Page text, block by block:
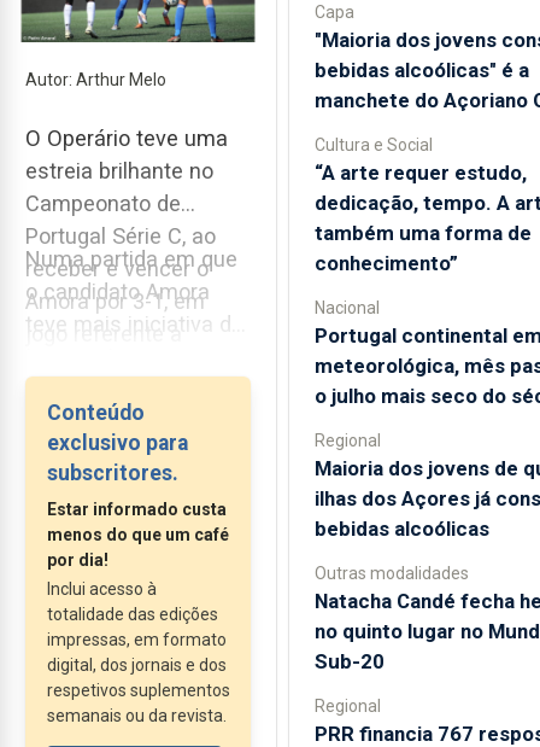
Autor: Arthur Melo
O Operário teve uma
estreia brilhante no
Campeonato de
Portugal Série C, ao
receber e vencer o
Amora por 3-1, em
jogo referente à
Numa partida em que
o candidato Amora
teve mais iniciativa de
mais bola, os
lagoenses mostraram
uma frieza e eficácia
tremendas, assentes
numa exibição segura
onde foi notório que a
equipa...
Conteúdo
exclusivo para
subscritores.
Estar informado custa
menos do que um café
por dia!
Inclui acesso à
totalidade das edições
impressas, em formato
digital, dos jornais e dos
respetivos suplementos
semanais ou da revista.
Capa
"Maioria dos jovens
bebidas alcoólicas" é a
manchete do Açoriano
Cultura e Social
“A arte requer estudo,
dedicação, tempo. A
também uma forma de
conhecimento”
Nacional
Portugal continental
meteorológica, mês
o julho mais seco do
Regional
Maioria dos jovens de
ilhas dos Açores já
bebidas alcoólicas
Outras modalidades
Natacha Candé fecha
no quinto lugar no
Sub-20
Regional
PRR financia 767